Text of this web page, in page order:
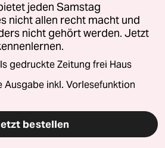
jeden Samstag
nicht allen recht macht und
nicht gehört werden. Jetzt
gedruckte Zeitung frei Haus
Ausgabe inkl. Vorlesefunktion
bestellen